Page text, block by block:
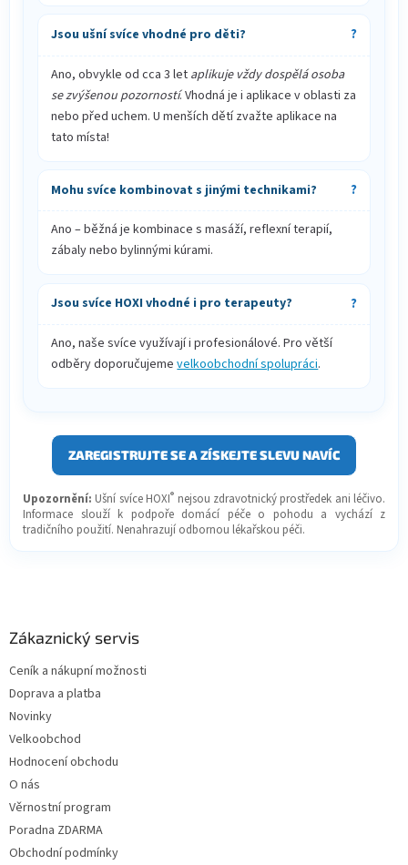
Jsou ušní svíce vhodné pro děti?
Ano, obvykle od cca 3 let aplikuje vždy dospělá osoba
se zvýšenou pozorností. Vhodná je i aplikace v oblasti za
nebo před uchem. U menších dětí zvažte aplikace na
tato místa!
Mohu svíce kombinovat s jinými technikami?
Ano – běžná je kombinace s masáží, reflexní terapií,
zábaly nebo bylinnými kúrami.
Jsou svíce HOXI vhodné i pro terapeuty?
Ano, naše svíce využívají i profesionálové. Pro větší
odběry doporučujemevelkoobchodní spolupráci.
ZAREGISTRUJTE SE A ZÍSKEJTE SLEVU NAVÍC
Upozornění: Ušní svíce HOXI® nejsou zdravotnický prostředek ani léčivo.
Informace slouží k podpoře domácí péče o pohodu a vychází z
tradičního použití. Nenahrazují odbornou lékařskou péči.
Zákaznický servis
Ceník a nákupní možnosti
Doprava a platba
Novinky
Velkoobchod
Hodnocení obchodu
O nás
Věrnostní program
Poradna ZDARMA
Obchodní podmínky